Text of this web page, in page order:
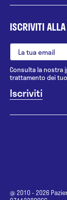
ISCRIVITI
Consulta la nostra
trattamento dei
@ 2010 - 2026